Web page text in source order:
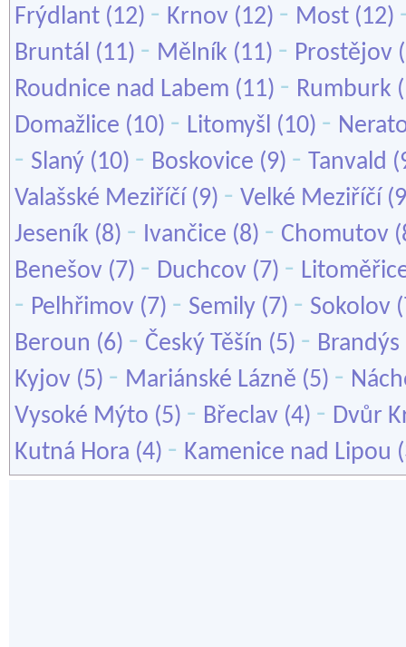
Frýdlant (12) - Krnov (12) - Most (12)
Bruntál (11) - Mělník (11) - Prostějov
Roudnice nad Labem (11) - Rumburk
Domažlice (10) - Litomyšl (10) -
- Slaný (10) - Boskovice (9) - Tanvald
Valašské Meziříčí (9) - Velké Meziříčí
Jeseník (8) - Ivančice (8) - Chomutov
Benešov (7) - Duchcov (7) -
- Pelhřimov (7) - Semily (7) - Sokolov
Beroun (6) - Český Těšín (5) -
Kyjov (5) - Mariánské Lázně (5) -
Vysoké Mýto (5) - Břeclav (4) - Dvůr
Kutná Hora (4) - Kamenice nad Lipou